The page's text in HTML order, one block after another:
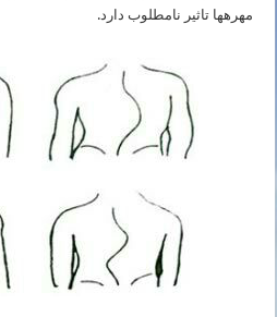
مهره­ها تاثیر نامطلوب دارد.